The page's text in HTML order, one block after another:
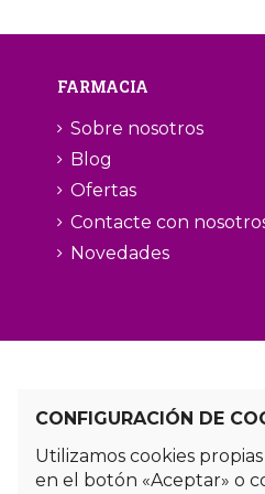
FARMACIA
Sobre nosotros
Blog
Ofertas
Contacte con
Novedades
CONFIGURACIÓN DE
Utilizamos cookies
en el botón «Aceptar» o